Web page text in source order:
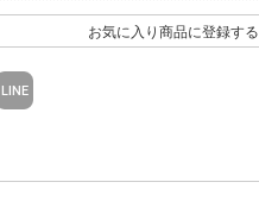
お気に入り商品に登録する
LINE